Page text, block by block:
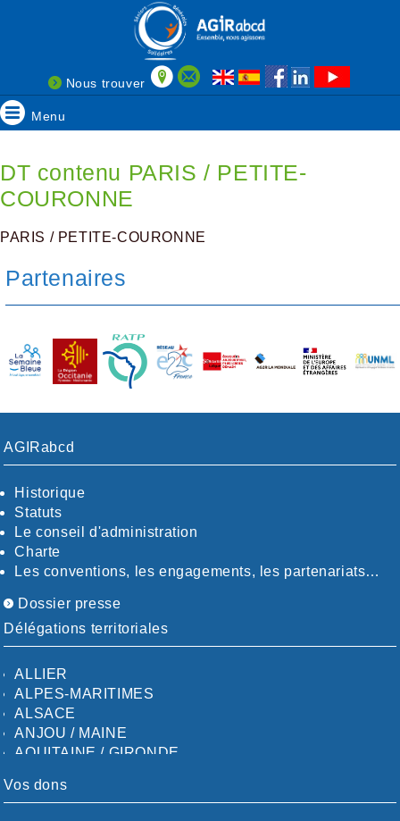
Nous trouver
Menu
DT contenu PARIS / PETITE-
COURONNE
PARIS / PETITE-COURONNE
Partenaires
AGIRabcd
Historique
Statuts
Le conseil d'administration
Charte
Les conventions, les engagements, les partenariats…
Dossier presse
Délégations territoriales
ALLIER
ALPES-MARITIMES
ALSACE
ANJOU / MAINE
AQUITAINE / GIRONDE
AUDE
Vos dons